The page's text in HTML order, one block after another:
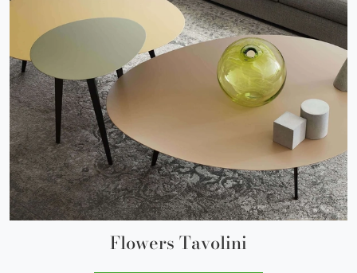
Flowers Tavolini